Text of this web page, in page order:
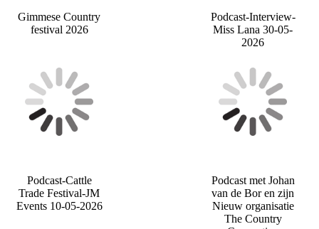
Gimmese Country
festival 2026
Podcast-Interview-
Miss Lana 30-05-
2026
Podcast-Cattle
Trade Festival-JM
Events 10-05-2026
Podcast met Johan
van de Bor en zijn
Nieuw organisatie
The Country